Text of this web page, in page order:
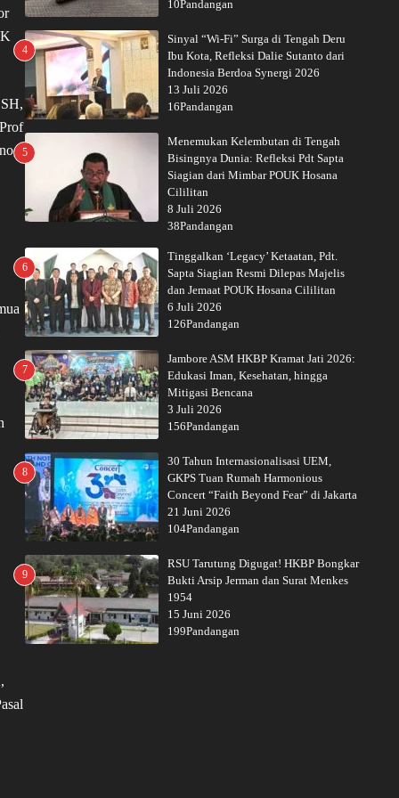
10Pandangan
4
Sinyal “Wi-Fi” Surga di Tengah Deru
Ibu Kota, Refleksi Dalie Sutanto dari
Indonesia Berdoa Synergi 2026
13 Juli 2026
16Pandangan
5
Menemukan Kelembutan di Tengah
Bisingnya Dunia: Refleksi Pdt Sapta
Siagian dari Mimbar POUK Hosana
Cililitan
8 Juli 2026
38Pandangan
6
Tinggalkan ‘Legacy’ Ketaatan, Pdt.
Sapta Siagian Resmi Dilepas Majelis
dan Jemaat POUK Hosana Cililitan
6 Juli 2026
126Pandangan
7
Jambore ASM HKBP Kramat Jati 2026:
Edukasi Iman, Kesehatan, hingga
Mitigasi Bencana
3 Juli 2026
156Pandangan
8
30 Tahun Internasionalisasi UEM,
GKPS Tuan Rumah Harmonious
Concert “Faith Beyond Fear” di Jakarta
21 Juni 2026
104Pandangan
9
RSU Tarutung Digugat! HKBP Bongkar
Bukti Arsip Jerman dan Surat Menkes
1954
15 Juni 2026
199Pandangan